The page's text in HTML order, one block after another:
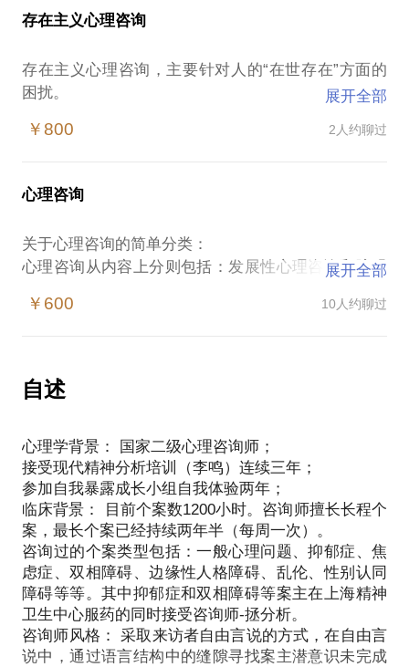
发展问题。
障碍性心理咨询，涵盖面较广，也比较复杂，难度较
碍等等，严重的有性心理障碍、神经症、人格障碍
等。 心理咨询从形式上则有许多分类，个体咨询、团
体咨询、家庭治疗、私人心理顾问等等。 个体心理咨
一对一操作的特点。
冲突的朋友参照，给自己的情况做一个初步的自我评
估！
评估程度轻重；
是否影响到了自己的人际关系、工作、家庭和正常的
生活起居。
【在行郑重提示】：此话题内容仅为该行家在心理领
域的的个人经验、意见或观点，仅供学员参考所用。
如您或您的家人有诊疗需求，在行请您前往正规医院
进行就诊。本话题内容及行家观点不代表平台观点，
存在主义心理咨询
存在主义心理咨询，主要针对人的“在世存在”方面的
困扰。
总是有孤寂感（非人际孤独），对此常有恐惧等负面
对于人生，常思考生命的意义。感觉缺乏动力，有时
表现为抑郁倾向。
不可名状的焦虑。
常有不可名状的焦虑感，但总是找不到原因。
想探索现实生活中，各种实际问题背后的存在意义。
索自我，承认自我对于当下困境的责任。
【在行郑重提示】：此话题内容仅为该行家在心理领
域的的个人经验、意见或观点，仅供学员参考所用。
如您或您的家人有诊疗需求，在行请您前往正规医院
进行就诊。本话题内容及行家观点不代表平台观点，
展开全部
￥800 2人约聊过
心理咨询
关于心理咨询的简单分类：
心理咨询从内容上分则包括：发展性心理咨询和障碍
发展性心理咨询，比如学科专业的选择、职业生涯规
障碍性心理咨询，涵盖面较广，也比较复杂，难度较
发展性心理咨询大，比如人际关系障碍、情绪情感障
等。
心理咨询从形式上则有许多分类，个体咨询、团体咨
询、家庭治疗、私人心理顾问等等。
个体心理咨询是心理咨询的基础类别，有别于团体心
理咨询，是一名咨询师针对一个来访者的咨询，具有
针对性强，一对一操作的特点。
在这里有一个简单标准的可以供每一位有心理困惑和
冲突的朋友参照，给自己的情况做一个初步的自我评
估！
考察时间长短；
展开全部
￥600 10人约聊过
自述
心理学背景： 国家二级心理咨询师；
接受现代精神分析培训（李鸣）连续三年；
参加自我暴露成长小组自我体验两年；
临床背景： 目前个案数1200小时。咨询师擅长长程个
案，最长个案已经持续两年半（每周一次）。
咨询过的个案类型包括：一般心理问题、抑郁症、焦
虑症、双相障碍、边缘性人格障碍、乱伦、性别认同
障碍等等。其中抑郁症和双相障碍等案主在上海精神
卫生中心服药的同时接受咨询师-拯分析。
咨询师风格： 采取来访者自由言说的方式，在自由言
说中，通过语言结构中的缝隙寻找案主潜意识未完成